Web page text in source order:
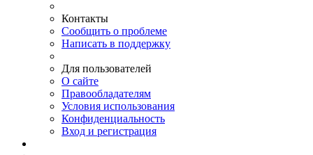
Контакты
Сообщить о проблеме
Написать в поддержку
Для пользователей
О сайте
Правообладателям
Условия использования
Конфиденциальность
Вход и регистрация